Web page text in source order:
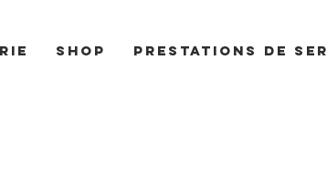
Shop Prestations de